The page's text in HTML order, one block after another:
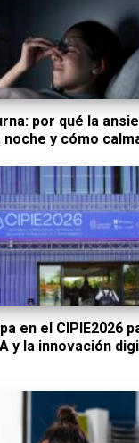
por qué la
y cómo
en el CIPIE2026
y la innovación